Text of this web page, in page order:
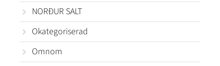
NORÐUR SALT
Okategoriserad
Omnom